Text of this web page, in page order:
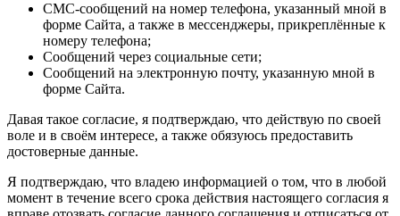
СМС-сообщений на номер телефона, указанный мной в
форме Сайта, а также в мессенджеры, прикреплённые к
номеру телефона;
Сообщений через социальные сети;
Сообщений на электронную почту, указанную мной в
форме Сайта.
Давая такое согласие, я подтверждаю, что действую по своей
воле и в своём интересе, а также обязуюсь предоставить
достоверные данные.
Я подтверждаю, что владею информацией о том, что в любой
момент в течение всего срока действия настоящего согласия я